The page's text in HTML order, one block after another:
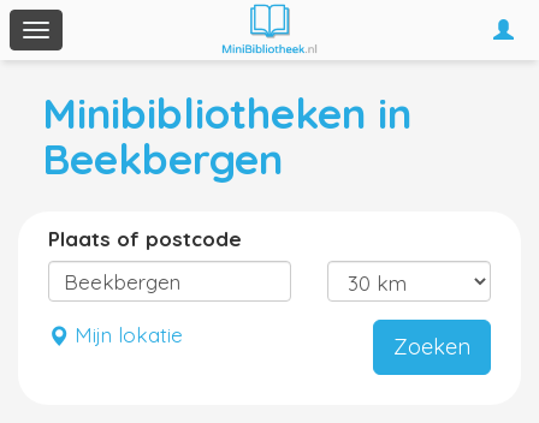
Toggle
navigation
Minibibliotheken in
Beekbergen
Plaats of postcode
Mijn lokatie Zoeken